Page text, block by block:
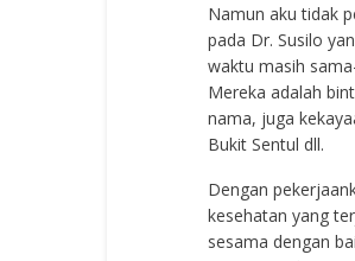
Namun aku tidak
pada Dr. Susilo
waktu masih
Mereka adalah
nama, juga
Bukit Sentul dll.
Dengan
kesehatan yang
sesama dengan